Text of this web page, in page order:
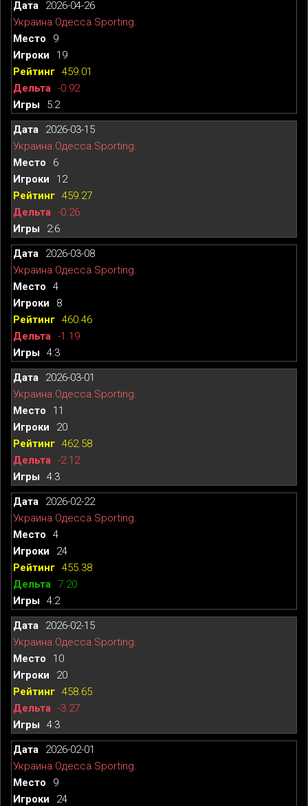
2026-04-26
Украина.Одесса.Sporting.
9
19
459.01
-0.92
5:2
2026-03-15
Украина.Одесса.Sporting.
6
12
459.27
-0.26
2:6
2026-03-08
Украина.Одесса.Sporting.
4
8
460.46
-1.19
4:3
2026-03-01
Украина.Одесса.Sporting.
11
20
462.58
-2.12
4:3
2026-02-22
Украина.Одесса.Sporting.
4
24
455.38
7.20
4:2
2026-02-15
Украина.Одесса.Sporting.
10
20
458.65
-3.27
4:3
2026-02-01
Украина.Одесса.Sporting.
9
24